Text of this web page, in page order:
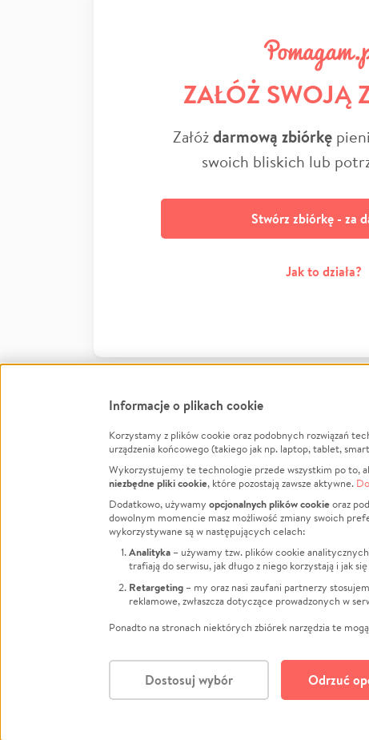
ZAŁÓŻ SWOJĄ
Załóżdarmową zbiórkę
swoich bliskich lub
Stwórz zbiórkę - za
Jak to działa?
FacebookTwitter Instagram
LinkedInTikTok Youtube
Jak to
Polityka
Kontakt
Polityka
Informacje o plikach cookie
Korzystamy z plików cookie oraz podobnych rozwiązań
urządzenia końcowego (takiego jak np. laptop, tablet,
Wykorzystujemy te technologie przede wszystkim po to,
niezbędne pliki cookie, które pozostają zawsze aktywne.
Dodatkowo, używamy opcjonalnych plików cookieoraz
dowolnym momencie masz możliwość zmiany swoich
wykorzystywane są w następujących celach:
Analityka – używamy tzw. plików cookie
trafiają do serwisu, jak długo z niego korzystają i jak
Retargeting – my oraz nasi zaufani partnerzy
reklamowe, zwłaszcza dotyczące prowadzonych w
Ponadto na stronach niektórych zbiórek narzędzia te
Dostosuj wybór Odrzuć